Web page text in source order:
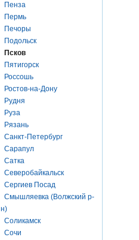
Пенза
Пермь
Печоры
Подольск
Псков
Пятигорск
Россошь
Ростов-на-Дону
Рудня
Руза
Рязань
Санкт-Петербург
Сарапул
Сатка
Северобайкальск
Сергиев Посад
Смышляевка (Волжский р-
н)
Соликамск
Сочи